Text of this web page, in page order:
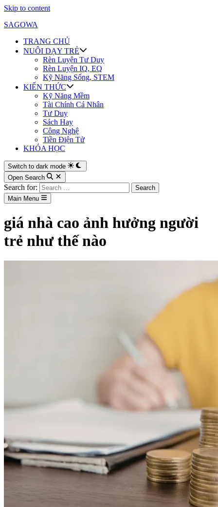
Skip to content
SAGOWA
TRANG CHỦ
NUÔI DẠY TRẺ
Rèn Luyện Tư Duy
Rèn Luyện IQ, EQ
Kỹ Năng Sống, STEM
KIẾN THỨC
Kỹ Năng Mềm
Tài Chính Cá Nhân
Tư Duy
Sách Hay
Công Nghệ
Tiền Điện Tử
KHÓA HỌC
Switch to dark mode
Open Search
Search for:
Main Menu
giá nhà cao ảnh hưởng người
trẻ như thế nào